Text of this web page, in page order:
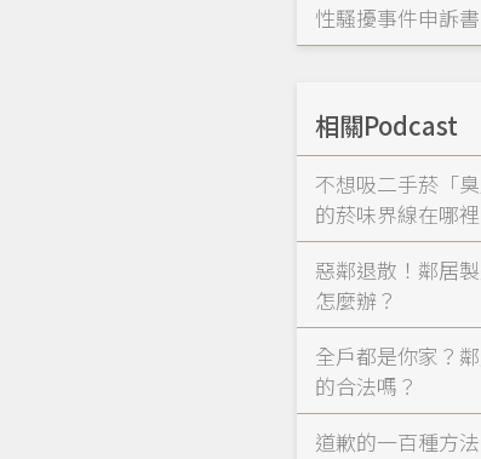
性騷擾事件申訴書
相關Podcast
不想吸二手菸「
的菸味界線在哪裡
惡鄰退散！鄰居
怎麼辦？
全戶都是你家？
的合法嗎？
道歉的一百種方